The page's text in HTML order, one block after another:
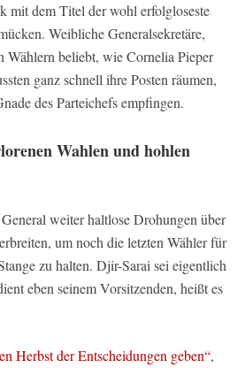
mit dem Titel der wohl erfolgloseste
Weibliche Generalsekretäre,
Wählern beliebt, wie Cornelia Pieper
ganz schnell ihre Posten räumen,
des Parteichefs empfingen.
Wahlen und hohlen
weiter haltlose Drohungen über
um noch die letzten Wähler für
zu halten. Djir-Sarai sei eigentlich
eben seinem Vorsitzenden, heißt es
Herbst der Entscheidungen geben“,